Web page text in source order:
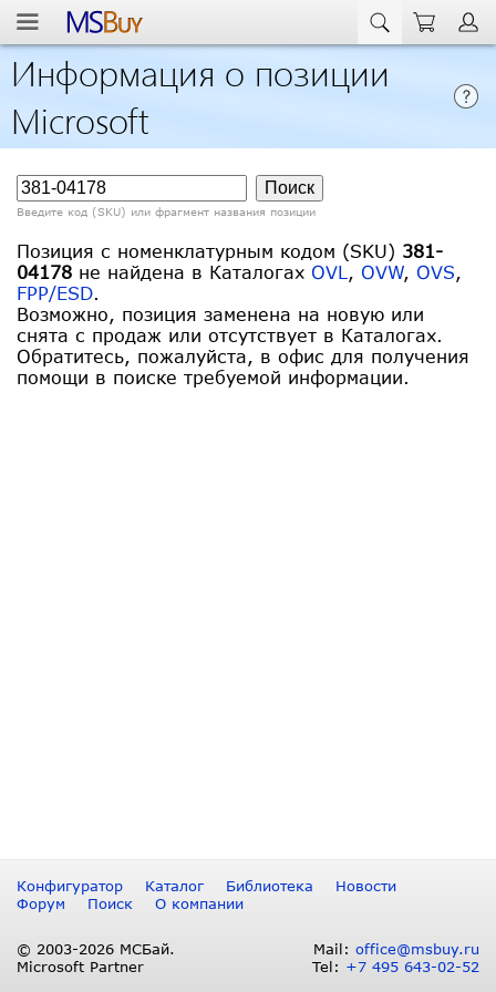
Информация о позиции
Microsoft
Введите код (SKU) или фрагмент названия позиции
Позиция с номенклатурным кодом (SKU) 381-
04178 не найдена в Каталогах OVL , OVW, OVS,
FPP/ESD.
Возможно, позиция заменена на новую или
снята с продаж или отсутствует в Каталогах.
Обратитесь, пожалуйста, в офис для получения
помощи в поиске требуемой информации.
Конфигуратор Каталог Библиотека
Новости
Форум
Поиск О компании
© 2003-2026 МСБай.
Microsoft Partner
Mail: office@msbuy.ru
Tel: +7 495 643-02-52